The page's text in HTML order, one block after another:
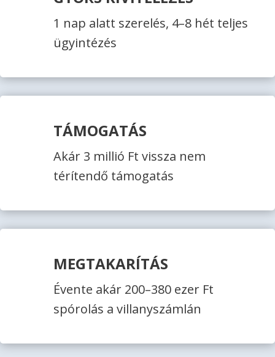
1 nap alatt szerelés, 4–8 hét teljes
ügyintézés
TÁMOGATÁS
Akár 3 millió Ft vissza nem
térítendő támogatás
MEGTAKARÍTÁS
Évente akár 200–380 ezer Ft
spórolás a villanyszámlán